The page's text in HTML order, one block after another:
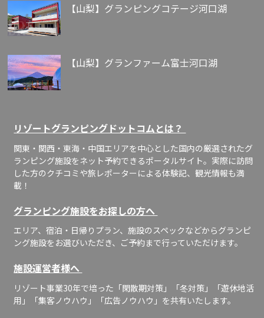
【山梨】グランピングコテージ河口湖
【山梨】グランファーム富士河口湖
リゾートグランピングドットコムとは？
関東・関西・東海・中国エリアを中心とした国内の厳選されたグ
ランピング施設をネット予約できるポータルサイト。実際に訪問
した方のクチコミや旅レポーターによる体験記、観光情報も満
載！
グランピング施設をお探しの方へ
エリア、宿泊・日帰りプラン、施設のスペックなどからグランピ
ング施設をお選びいただき、ご予約まで行っていただけます。
施設運営者様へ
リゾート事業30年で培った「閑散期対策」「冬対策」「遊休地活
用」「集客ノウハウ」「広告ノウハウ」を共有いたします。